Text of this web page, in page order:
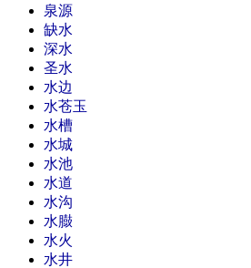
泉源
缺水
深水
圣水
水边
水苍玉
水槽
水城
水池
水道
水沟
水臌
水火
水井